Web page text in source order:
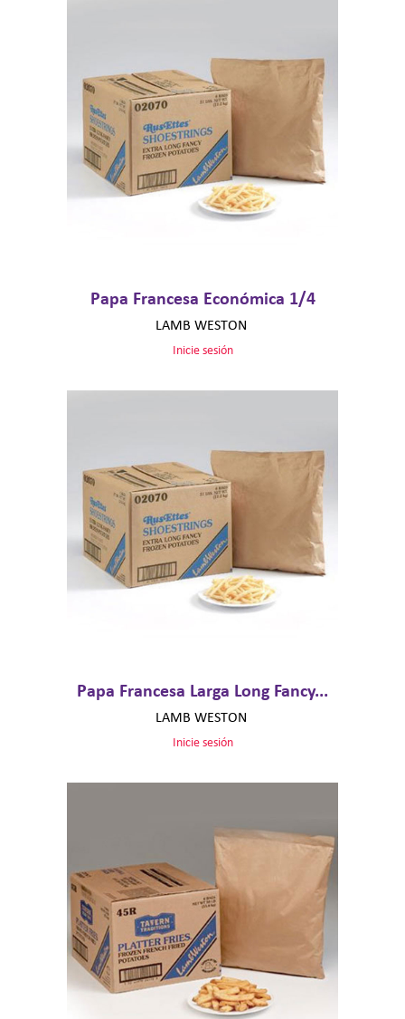
Papa Francesa Económica 1/4
LAMB WESTON
Inicie sesión
Papa Francesa Larga Long Fancy...
LAMB WESTON
Inicie sesión